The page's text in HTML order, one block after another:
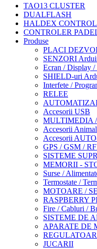
TAO13 CLUSTER
DUALFLASH
HALDEX
CONTROLER
Produse
PLACI
SENZORI
Ecran / Display
SHIELD-uri
Interfete /
RELEE
Accesorii USB
MULTIMEDIA
Accesorii
Accesorii
GPS / GSM /
SISTEME
MEMORII -
Surse /
Termostate /
MOTOARE /
RASPBERRY
Fire / Cabluri /
SISTEME DE
APARATE DE
JUCARII